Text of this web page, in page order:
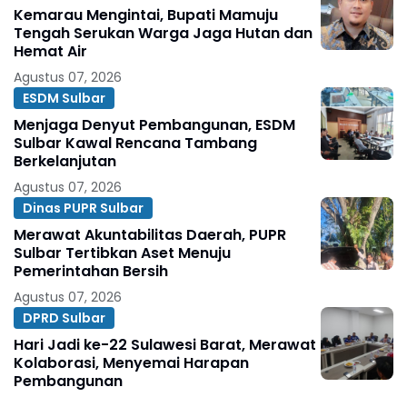
Kemarau Mengintai, Bupati Mamuju
Tengah Serukan Warga Jaga Hutan dan
Hemat Air
Agustus 07, 2026
ESDM Sulbar
Menjaga Denyut Pembangunan, ESDM
Sulbar Kawal Rencana Tambang
Berkelanjutan
Agustus 07, 2026
Dinas PUPR Sulbar
Merawat Akuntabilitas Daerah, PUPR
Sulbar Tertibkan Aset Menuju
Pemerintahan Bersih
Agustus 07, 2026
DPRD Sulbar
Hari Jadi ke-22 Sulawesi Barat, Merawat
Kolaborasi, Menyemai Harapan
Pembangunan